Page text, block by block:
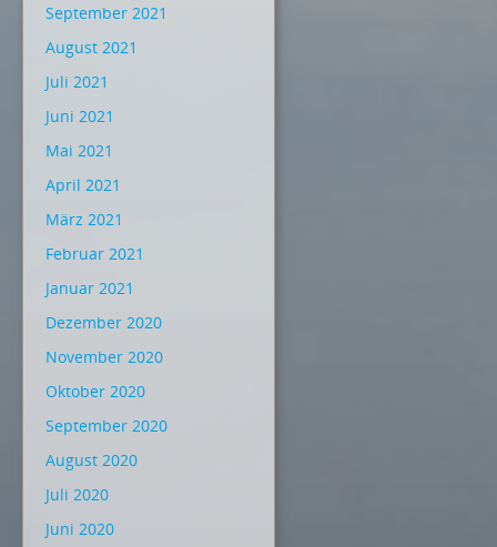
September 2021
August 2021
Juli 2021
Juni 2021
Mai 2021
April 2021
März 2021
Februar 2021
Januar 2021
Dezember 2020
November 2020
Oktober 2020
September 2020
August 2020
Juli 2020
Juni 2020